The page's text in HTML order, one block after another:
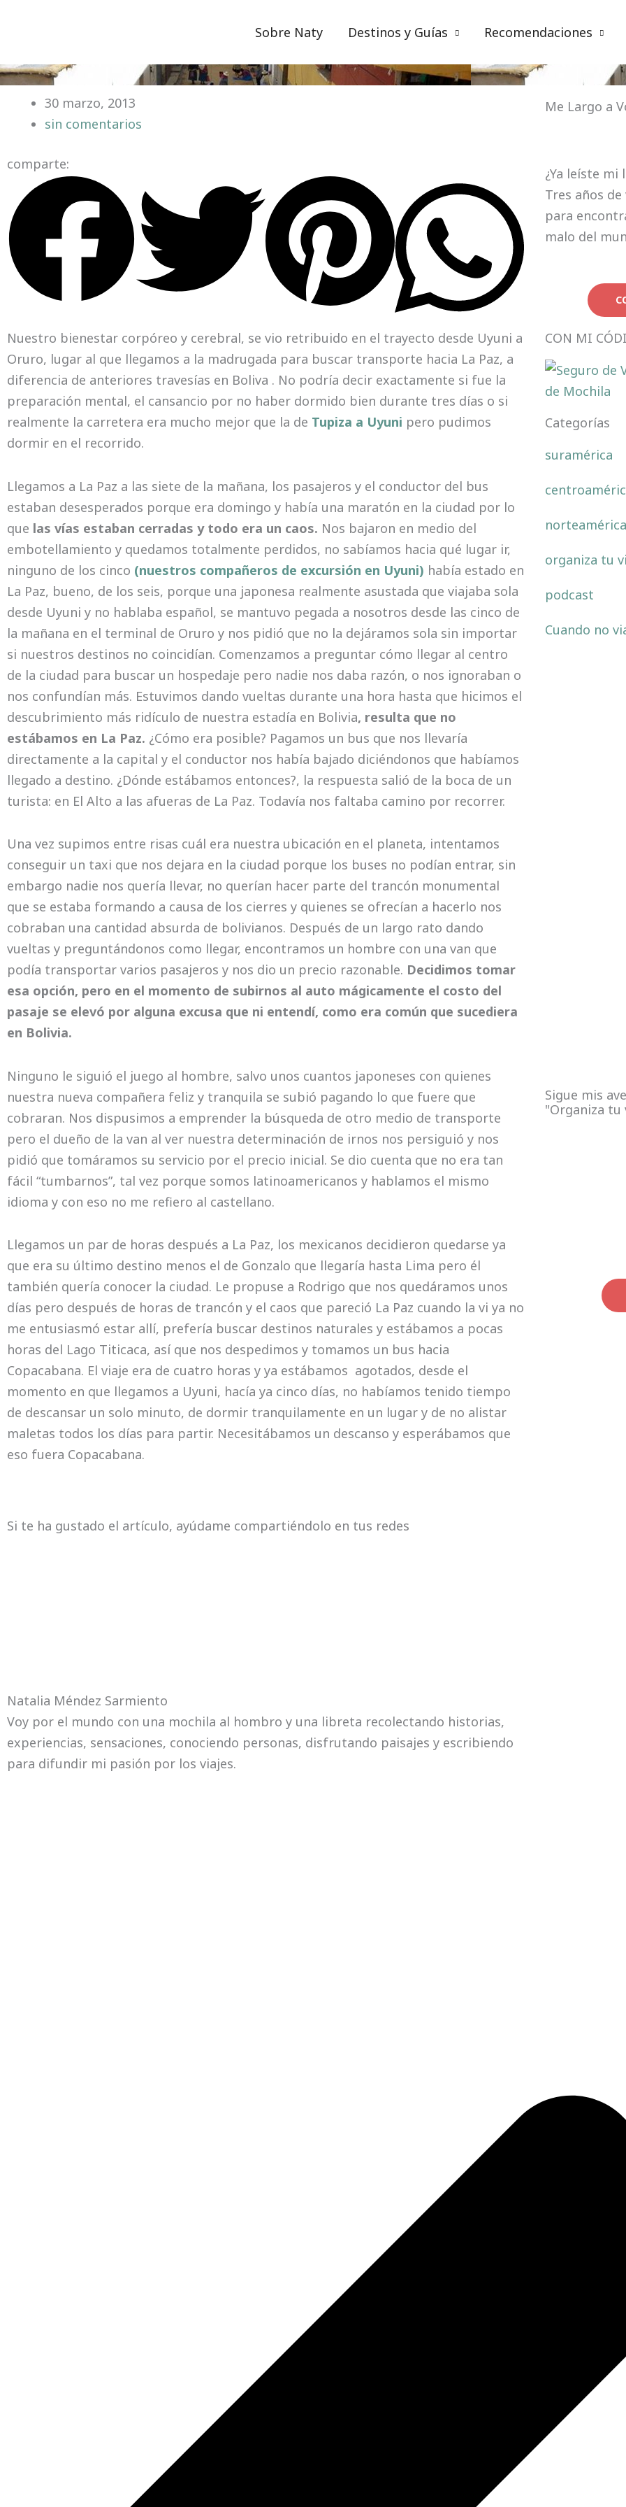
Sobre Naty Destinos y Guías Recomendaciones
30 marzo, 2013
sin comentarios
comparte:
Nuestro bienestar corpóreo y cerebral, se vio retribuido en el trayecto desde Uyuni a
Oruro, lugar al que llegamos a la madrugada para buscar transporte hacia La Paz, a
diferencia de anteriores travesías en Boliva . No podría decir exactamente si fue la
preparación mental, el cansancio por no haber dormido bien durante tres días o si
realmente la carretera era mucho mejor que la de Tupiza a Uyuni pero pudimos
dormir en el recorrido.
Llegamos a La Paz a las siete de la mañana, los pasajeros y el conductor del bus
estaban desesperados porque era domingo y había una maratón en la ciudad por lo
que las vías estaban cerradas y todo era un caos. Nos bajaron en medio del
embotellamiento y quedamos totalmente perdidos, no sabíamos hacia qué lugar ir,
ninguno de los cinco (nuestros compañeros de excursión en Uyuni) había estado en
La Paz, bueno, de los seis, porque una japonesa realmente asustada que viajaba sola
desde Uyuni y no hablaba español, se mantuvo pegada a nosotros desde las cinco de
la mañana en el terminal de Oruro y nos pidió que no la dejáramos sola sin importar
si nuestros destinos no coincidían. Comenzamos a preguntar cómo llegar al centro
de la ciudad para buscar un hospedaje pero nadie nos daba razón, o nos ignoraban o
nos confundían más. Estuvimos dando vueltas durante una hora hasta que hicimos el
descubrimiento más ridículo de nuestra estadía en Bolivia, resulta que no
estábamos en La Paz. ¿Cómo era posible? Pagamos un bus que nos llevaría
directamente a la capital y el conductor nos había bajado diciéndonos que habíamos
llegado a destino. ¿Dónde estábamos entonces?, la respuesta salió de la boca de un
turista: en El Alto a las afueras de La Paz. Todavía nos faltaba camino por recorrer.
Una vez supimos entre risas cuál era nuestra ubicación en el planeta, intentamos
conseguir un taxi que nos dejara en la ciudad porque los buses no podían entrar, sin
embargo nadie nos quería llevar, no querían hacer parte del trancón monumental
que se estaba formando a causa de los cierres y quienes se ofrecían a hacerlo nos
cobraban una cantidad absurda de bolivianos. Después de un largo rato dando
vueltas y preguntándonos como llegar, encontramos un hombre con una van que
podía transportar varios pasajeros y nos dio un precio razonable. Decidimos tomar
esa opción, pero en el momento de subirnos al auto mágicamente el costo del
pasaje se elevó por alguna excusa que ni entendí, como era común que sucediera
en Bolivia.
Ninguno le siguió el juego al hombre, salvo unos cuantos japoneses con quienes
nuestra nueva compañera feliz y tranquila se subió pagando lo que fuere que
cobraran. Nos dispusimos a emprender la búsqueda de otro medio de transporte
pero el dueño de la van al ver nuestra determinación de irnos nos persiguió y nos
pidió que tomáramos su servicio por el precio inicial. Se dio cuenta que no era tan
fácil “tumbarnos”, tal vez porque somos latinoamericanos y hablamos el mismo
idioma y con eso no me refiero al castellano.
Llegamos un par de horas después a La Paz, los mexicanos decidieron quedarse ya
que era su último destino menos el de Gonzalo que llegaría hasta Lima pero él
también quería conocer la ciudad. Le propuse a Rodrigo que nos quedáramos unos
días pero después de horas de trancón y el caos que pareció La Paz cuando la vi ya no
me entusiasmó estar allí, prefería buscar destinos naturales y estábamos a pocas
horas del Lago Titicaca, así que nos despedimos y tomamos un bus hacia
Copacabana. El viaje era de cuatro horas y ya estábamos agotados, desde el
momento en que llegamos a Uyuni, hacía ya cinco días, no habíamos tenido tiempo
de descansar un solo minuto, de dormir tranquilamente en un lugar y de no alistar
maletas todos los días para partir. Necesitábamos un descanso y esperábamos que
eso fuera Copacabana.
Si te ha gustado el artículo, ayúdame compartiéndolo en tus redes
Natalia Méndez Sarmiento
Voy por el mundo con una mochila al hombro y una libreta recolectando historias,
experiencias, sensaciones, conociendo personas, disfrutando paisajes y escribiendo
para difundir mi pasión por los viajes.
Me Largo a
¿Ya leíste mi
Tres años
para
malo del
CON MI
Categorías
suramérica
norteamérica
organiza tu
podcast
Cuando no
Sigue mis
"Organiza tu